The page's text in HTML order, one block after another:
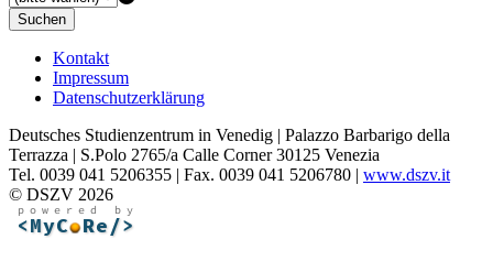
Suchen
Kontakt
Impressum
Datenschutzerklärung
Deutsches Studienzentrum in Venedig | Palazzo Barbarigo della
Terrazza | S.Polo 2765/a Calle Corner 30125 Venezia
Tel. 0039 041 5206355 | Fax. 0039 041 5206780 | www.dszv.it
© DSZV 2026